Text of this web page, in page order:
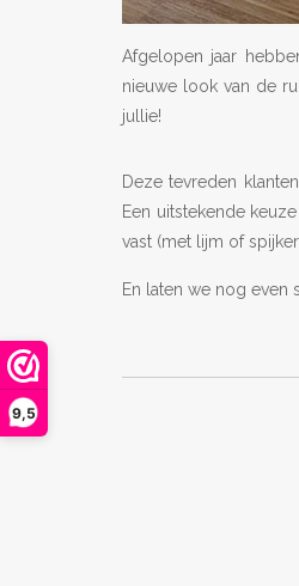
9,5
Afgelopen jaar
nieuwe look van de
jullie!
Deze tevreden
Een uitstekende
vast (met lijm of
En laten we nog even